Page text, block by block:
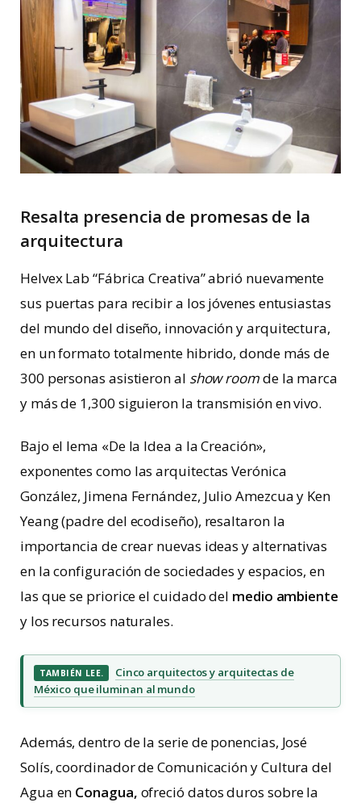
Resalta presencia de promesas de la
arquitectura
Helvex Lab “Fábrica Creativa” abrió nuevamente
sus puertas para recibir a los jóvenes entusiastas
del mundo del diseño, innovación y arquitectura,
en un formato totalmente hibrido, donde más de
300 personas asistieron al show roomde la marca
y más de 1,300 siguieron la transmisión en vivo.
Bajo el lema «De la Idea a la Creación»,
exponentes como las arquitectas Verónica
González, Jimena Fernández, Julio Amezcua y Ken
Yeang (padre del ecodiseño), resaltaron la
importancia de crear nuevas ideas y alternativas
en la configuración de sociedades y espacios, en
las que se priorice el cuidado del medio ambiente
y los recursos naturales.
TAMBIÉN LEE.
Cinco arquitectos y arquitectas de
México que iluminan al mundo
Además, dentro de la serie de ponencias, José
Solís, coordinador de Comunicación y Cultura del
Agua en Conagua, ofreció datos duros sobre la